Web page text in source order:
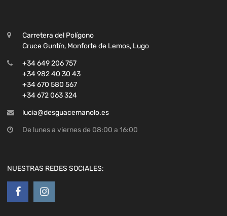
Carretera del Polígono
Cruce Guntín, Monforte de Lemos, Lugo
+34 649 206 757
+34 982 40 30 43
+34 670 580 567
+34 672 063 324
lucia@desguacemanolo.es
De lunes a viernes de 08:00 a 16:00
NUESTRAS REDES SOCIALES: